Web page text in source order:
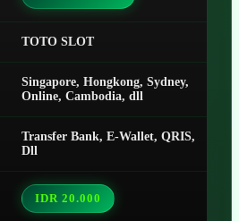
TOTO SLOT
Singapore, Hongkong, Sydney,
Online, Cambodia, dll
Transfer Bank, E-Wallet, QRIS,
Dll
IDR 20.000